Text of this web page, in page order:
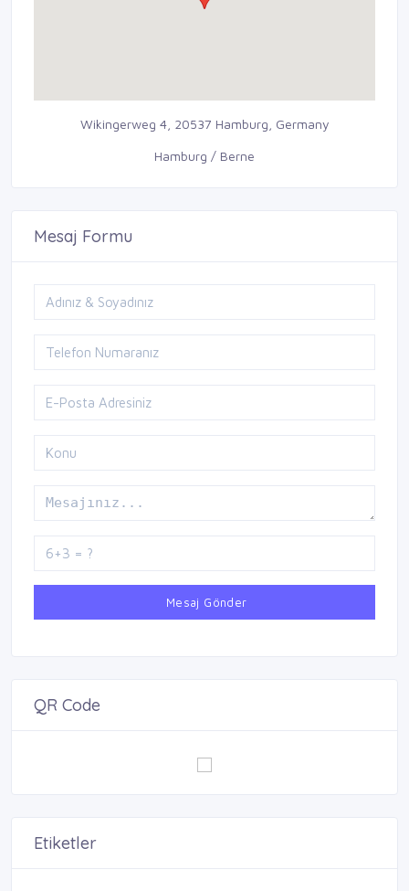
Wikingerweg 4, 20537 Hamburg, Germany
Hamburg / Berne
Mesaj Formu
Mesaj Gönder
QR Code
Etiketler